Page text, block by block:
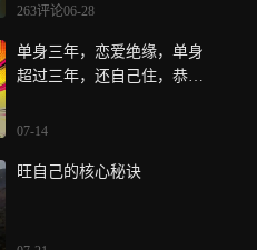
263评论06-28
单身三年，恋爱绝缘，单身
超过三年，还自己住，恭喜
重组
07-14
旺自己的核心秘诀